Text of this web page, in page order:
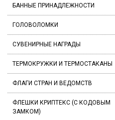
БАННЫЕ ПРИНАДЛЕЖНОСТИ
ГОЛОВОЛОМКИ
СУВЕНИРНЫЕ НАГРАДЫ
ТЕРМОКРУЖКИ И ТЕРМОСТАКАНЫ
ФЛАГИ СТРАН И ВЕДОМСТВ
ФЛЕШКИ КРИПТЕКС (С КОДОВЫМ
ЗАМКОМ)